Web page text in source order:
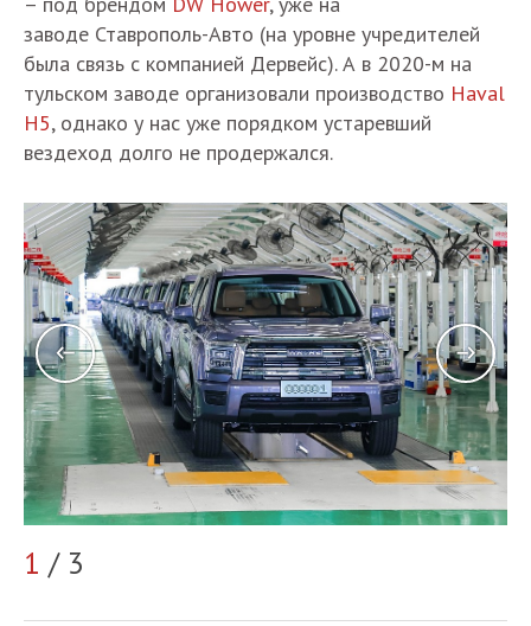
заводе Ставрополь-Авто (на уровне учредителей
была связь с компанией Дервейс). А в 2020-м на
тульском заводе организовали производство Haval
H5, однако у нас уже порядком устаревший
вездеход долго не продержался.
1 / 3